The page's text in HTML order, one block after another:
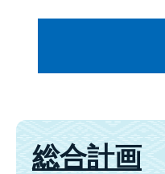
総合計画